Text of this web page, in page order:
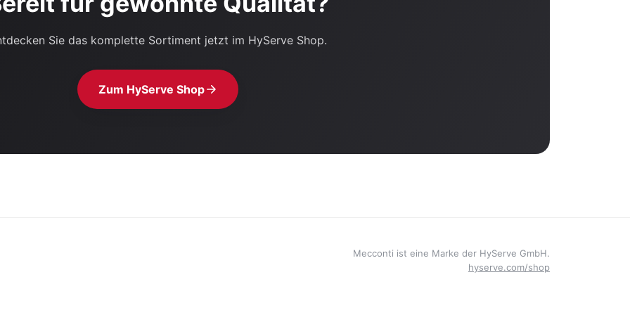
Sie das komplette Sortiment jetzt im HyServe Shop.
Zum HyServe Shop
Mecconti ist eine Marke der HyServe GmbH.
hyserve.com/shop